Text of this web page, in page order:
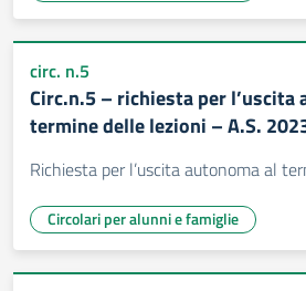
circ. n.5
Circ.n.5 – richiesta per l’uscita
termine delle lezioni – A.S.
Richiesta per l’uscita autonoma al
Circolari per alunni e famiglie